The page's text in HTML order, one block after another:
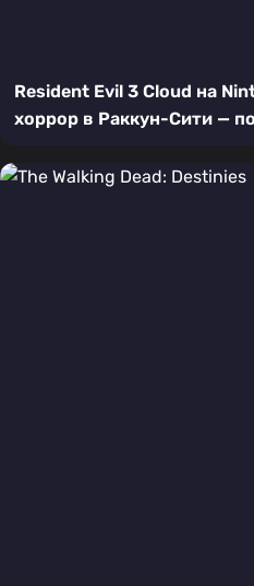
Resident Evil 3 Cloud на
хоррор в Раккун-Сити —